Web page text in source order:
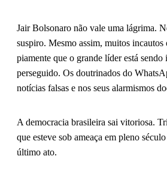
Jair Bolsonaro não vale uma lágrima.
suspiro. Mesmo assim, muitos incautos
piamente que o grande líder está sendo
perseguido. Os doutrinados do
notícias falsas e nos seus alarmismos
A democracia brasileira sai vitoriosa.
que esteve sob ameaça em pleno
último ato.